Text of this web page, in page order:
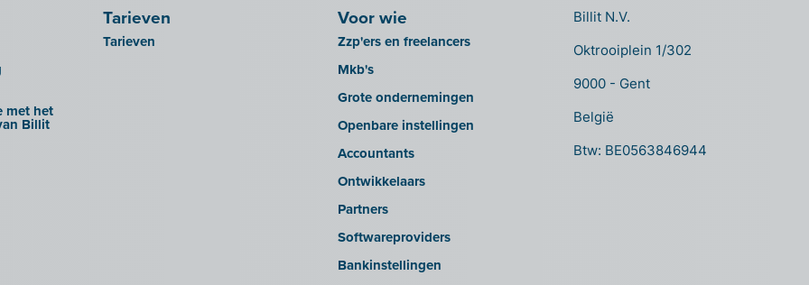
met het
Billit
Tarieven
Tarieven
Voor wie
Zzp'ers en freelancers
Mkb's
Grote ondernemingen
Openbare instellingen
Accountants
Ontwikkelaars
Partners
Softwareproviders
Bankinstellingen
Billit N.V.
Oktrooiplein 1/302
9000 - Gent
België
Btw: BE0563846944